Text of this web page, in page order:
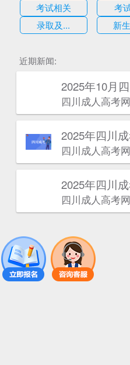
考试相关
考
录取及...
新
近期新闻:
2025年10月
2025年‌‌‌‌四川